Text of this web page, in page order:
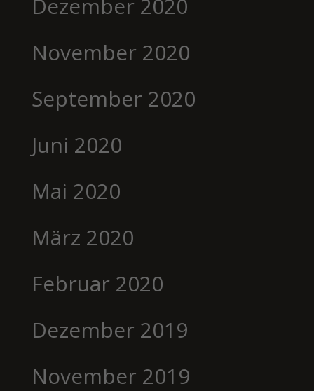
November 2020
September 2020
Juni 2020
Mai 2020
März 2020
Februar 2020
Dezember 2019
November 2019